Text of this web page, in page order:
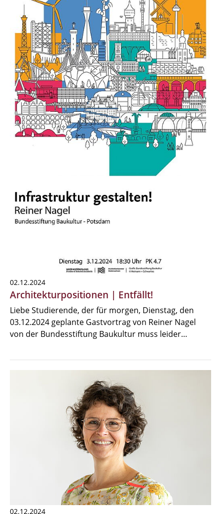
02.12.2024
Architekturpositionen | Entfällt!
Liebe Studierende, der für morgen, Dienstag, den
03.12.2024 geplante Gastvortrag von Reiner Nagel
von der Bundesstiftung Baukultur muss leider…
02.12.2024